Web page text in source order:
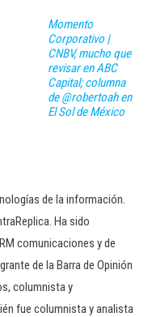
Momento
Corporativo |
CNBV, mucho que
revisar en ABC
Capital; columna
de @robertoah en
El Sol de México
de la información.
Ha sido
comunicaciones y de
de la Barra de Opinión
columnista y
fue columnista y analista